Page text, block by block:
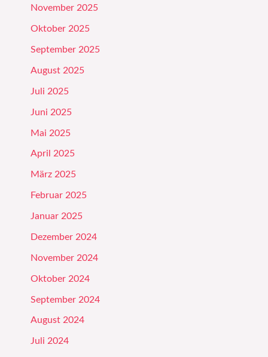
November 2025
Oktober 2025
September 2025
August 2025
Juli 2025
Juni 2025
Mai 2025
April 2025
März 2025
Februar 2025
Januar 2025
Dezember 2024
November 2024
Oktober 2024
September 2024
August 2024
Juli 2024